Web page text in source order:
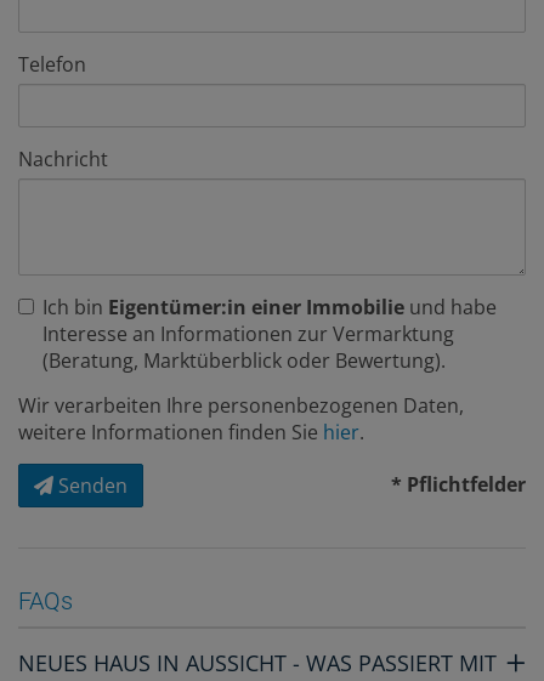
Telefon
Nachricht
Ich bin Eigentümer:in einer Immobilie und habe
Interesse an Informationen zur Vermarktung
(Beratung, Marktüberblick oder Bewertung).
Wir verarbeiten Ihre personenbezogenen Daten,
weitere Informationen finden Sie hier.
Senden
* Pflichtfelder
FAQs
NEUES HAUS IN AUSSICHT - WAS PASSIERT MIT